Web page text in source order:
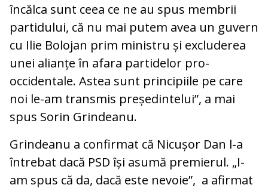
încălca sunt ceea ce ne au spus membrii
partidului, că nu mai putem avea un guvern
cu Ilie Bolojan prim ministru și excluderea
unei alianțe în afara partidelor pro-
occidentale. Astea sunt principiile pe care
noi le-am transmis președintelui”, a mai
spus Sorin Grindeanu.
Grindeanu a confirmat că Nicușor Dan l-a
întrebat dacă PSD își asumă premierul. „I-
am spus că da, dacă este nevoie”, a afirmat